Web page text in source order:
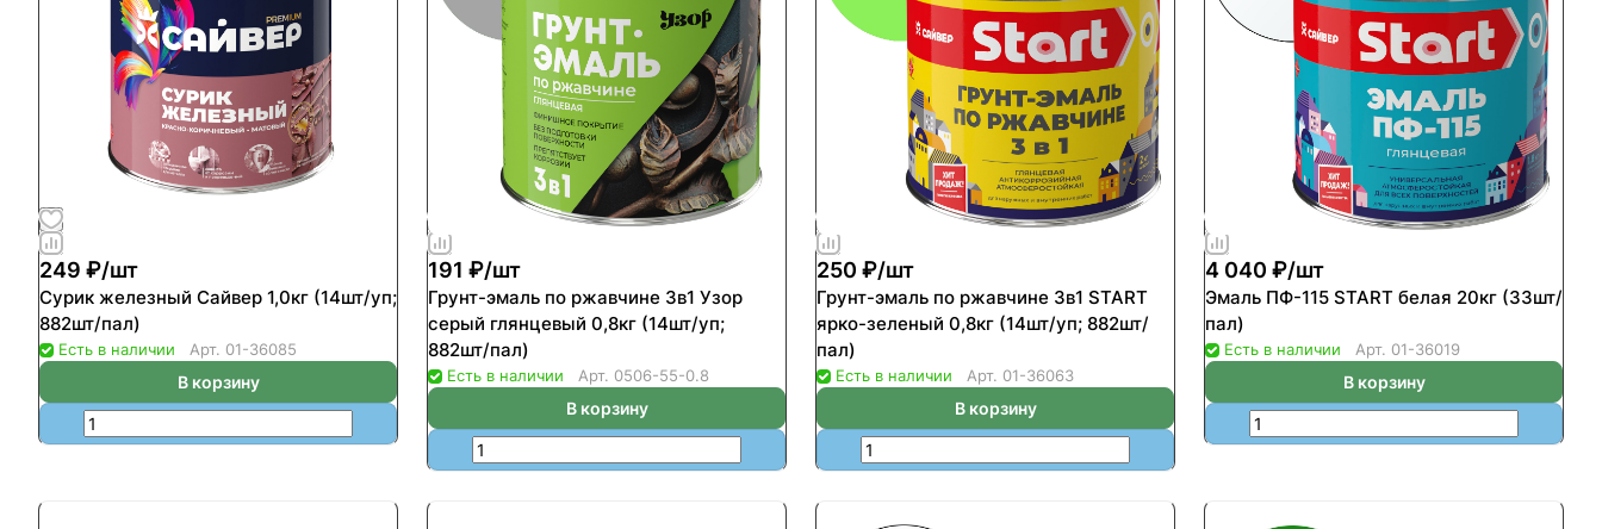
249 ₽/шт
Сурик железный Сайвер 1,0кг (14шт/уп;
882шт/пал)
Есть в наличии Арт. 01-36085
В корзину
191 ₽/шт
Грунт-эмаль по ржавчине 3в1 Узор
серый глянцевый 0,8кг (14шт/уп;
882шт/пал)
Есть в наличии Арт. 0506-55-0.8
В корзину
250 ₽/шт
Грунт-эмаль по ржавчине 3в1 START
ярко-зеленый 0,8кг (14шт/уп; 882шт/
пал)
Есть в наличии Арт. 01-36063
В корзину
4 040 ₽/шт
Эмаль ПФ-115 START белая 20кг (33шт/
пал)
Есть в наличии Арт. 01-36019
В корзину